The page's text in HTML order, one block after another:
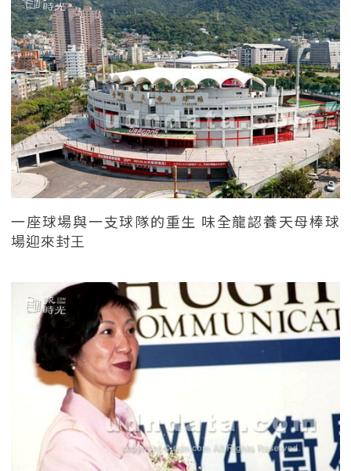
一座球場與一支球隊的重生 味全龍認養天母棒球
場迎來封王